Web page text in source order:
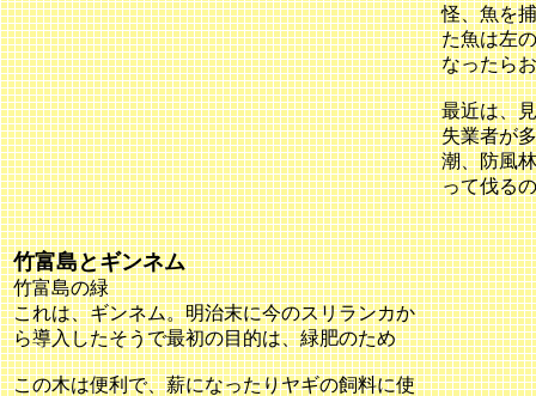
怪、魚を
た魚は左
なったら
最近は、
失業者が
潮、防風
って伐る
竹富島とギンネム
竹富島の緑
これは、ギンネム。明治末に今のスリランカか
ら導入したそうで最初の目的は、緑肥のため
この木は便利で、薪になったりヤギの飼料に使